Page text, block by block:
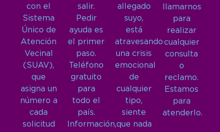
con el
Sistema
Único de
Atención
Vecinal
(SUAV),
que
asigna un
número a
cada
solicitud
salir.
Pedir
ayuda es
el primer
paso.
Teléfono
gratuito
para
todo el
país.
Información,
allegado
suyo,
está
atravesando
una crisis
emocional
de
cualquier
tipo,
siente
que nada
llamarnos
para
realizar
cualquier
consulta
o
reclamo.
Estamos
para
atenderlo.